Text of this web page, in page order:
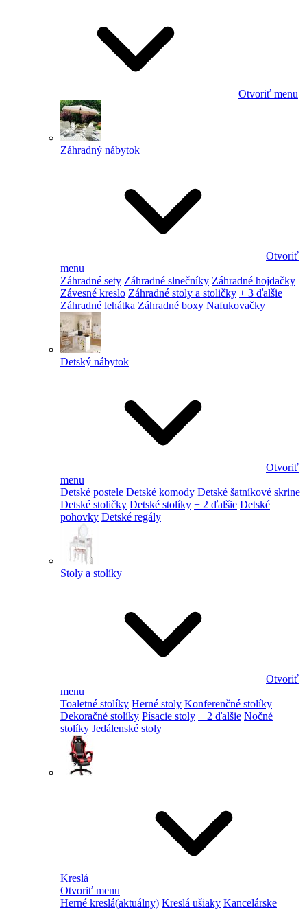
Otvoriť menu
Záhradný nábytok
Otvoriť
menu
Záhradné sety Záhradné slnečníky Záhradné hojdačky
Závesné kreslo Záhradné stoly a stoličky + 3 ďalšie
Záhradné lehátka Záhradné boxy Nafukovačky
Detský nábytok
Otvoriť
menu
Detské postele Detské komody Detské šatníkové skrine
Detské stoličky Detské stolíky + 2 ďalšie Detské
pohovky Detské regály
Stoly a stolíky
Otvoriť
menu
Toaletné stolíky Herné stoly Konferenčné stolíky
Dekoračné stolíky Písacie stoly + 2 ďalšie Nočné
stolíky Jedálenské stoly
Kreslá
Otvoriť menu
Herné kreslá(aktuálny) Kreslá ušiaky Kancelárske